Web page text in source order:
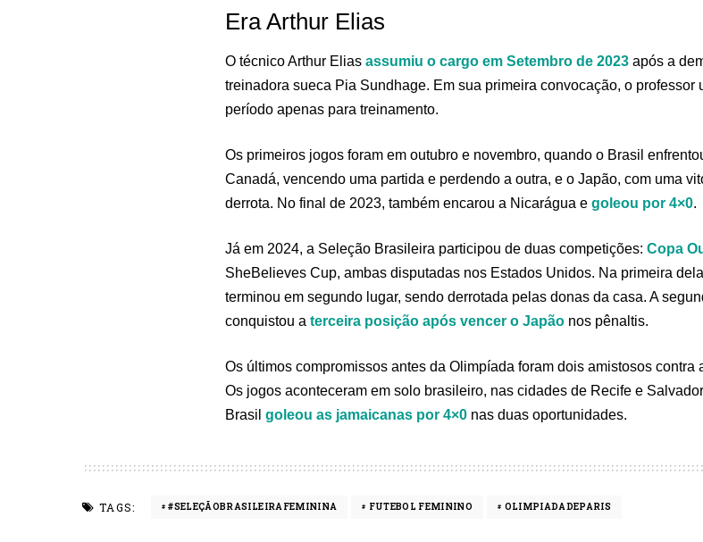
Era Arthur Elias
O técnico Arthur Elias assumiu o cargo em Setembro de 2023 após a
treinadora sueca Pia Sundhage. Em sua primeira convocação, o professor
período apenas para treinamento.
Os primeiros jogos foram em outubro e novembro, quando o Brasil
Canadá, vencendo uma partida e perdendo a outra, e o Japão, com uma
derrota. No final de 2023, também encarou a Nicarágua e goleou por 4×0.
Já em 2024, a Seleção Brasileira participou de duas competições: Copa
SheBelieves Cup, ambas disputadas nos Estados Unidos. Na primeira
terminou em segundo lugar, sendo derrotada pelas donas da casa. A
conquistou a terceira posição após vencer o Japão nos pênaltis.
Os últimos compromissos antes da Olimpíada foram dois amistosos contra
Os jogos aconteceram em solo brasileiro, nas cidades de Recife e
Brasil goleou as jamaicanas por 4×0 nas duas oportunidades.
TAGS: #SELEÇÃOBRASILEIRAFEMININA FUTEBOL FEMININO OLIMPIADADEPARIS